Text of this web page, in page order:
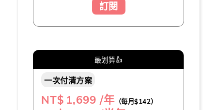
訂閱
最划算👍
一次付清方案
NT$ 1,699 /年（每月$142）